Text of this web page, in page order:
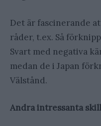
Det är fascinerande
råder, t.ex. Så
Svart med negativa
medan de i Japan
Välstånd.
Andra intressanta